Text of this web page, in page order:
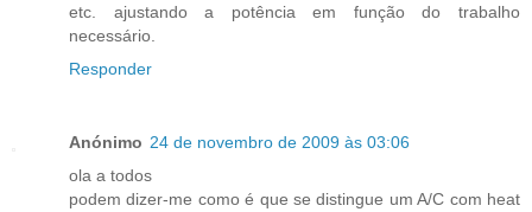
etc. ajustando a potência em função do trabalho
necessário.
Responder
Anónimo 24 de novembro de 2009 às 03:06
ola a todos
podem dizer-me como é que se distingue um A/C com heat